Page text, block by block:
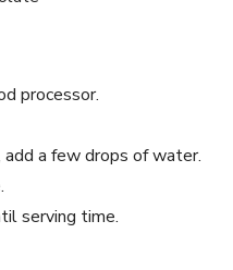
processor.
add a few drops of water.
serving time.